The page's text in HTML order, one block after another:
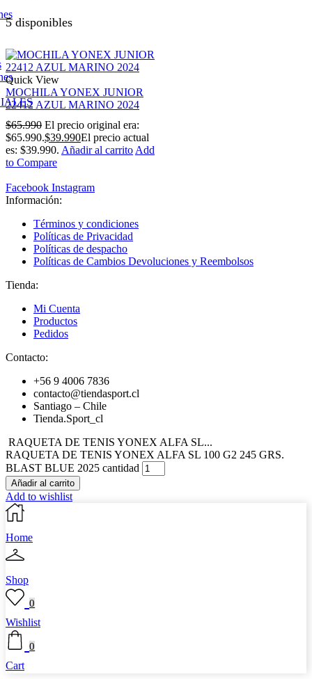
5 disponibles
Quick View
MOCHILA YONEX JUNIOR
22412 AZUL MARINO 2024
$65.990 El precio original era:
$65.990.$39.990El precio actual
es: $39.990. Añadir al carrito Add
to Compare
Facebook Instagram
Información:
Términos y condiciones
Políticas de Privacidad
Políticas de despacho
Políticas de Cambios Devoluciones y Reembolsos
Tienda:
Mi Cuenta
Productos
Pedidos
Contacto:
+56 9 4006 7836
contacto@tiendasport.cl
Santiago – Chile
Tienda.Sport_cl
RAQUETA DE TENIS YONEX ALFA SL...
RAQUETA DE TENIS YONEX ALFA SL 100 G2 245 GRS.
BLAST BLUE 2025 cantidad
Añadir al carrito
Add to wishlist
Home
Shop
0
Wishlist
0
Cart